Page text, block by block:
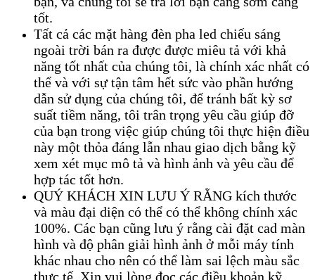
tốt.
Tất cả các mặt hàng đèn pha led chiếu sáng
ngoài trời bán ra được được miêu tả với khả
năng tốt nhất của chúng tôi, là chính xác nhất có
thể và với sự tận tâm hết sức vào phần hướng
dẫn sử dụng của chúng tôi, để tránh bất kỳ sơ
suất tiềm năng, tôi trân trọng yêu cầu giúp đỡ
của bạn trong việc giúp chúng tôi thực hiện điều
này một thỏa đáng lẫn nhau giao dịch bằng kỹ
xem xét mục mô tả và hình ảnh và yêu cầu để
hợp tác tốt hơn.
QUÝ KHÁCH XIN LƯU Ý RẰNG kích thước
và màu đại diện có thể có thể không chính xác
100%. Các bạn cũng lưu ý rằng cài đặt cad màn
hình và độ phân giải hình ảnh ở mỗi máy tính
khác nhau cho nên có thể làm sai lệch màu sắc
thực tế. Xin vui lòng đọc các điều khoản kỹ